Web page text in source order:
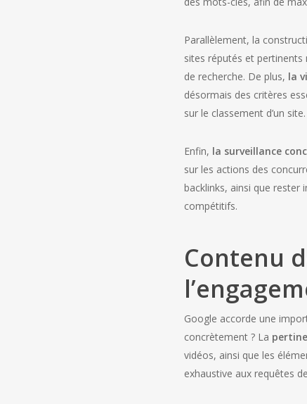
Parallèlement, la
sites réputés et pertinents
de recherche. De plus, la
désormais des critères
sur le classement d’un site.
Enfin, la surveillance
sur les actions des
backlinks, ainsi que rester
compétitifs.
Contenu
Google accorde une
concrètement ? La
vidéos, ainsi que les
exhaustive aux requêtes